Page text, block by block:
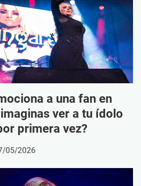
a una fan en
ver a tu ídolo
primera vez?
05/2026